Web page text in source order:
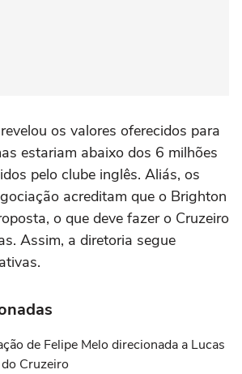
os valores oferecidos para
estariam abaixo dos 6 milhões
pelo clube inglês. Aliás, os
acreditam que o Brighton
o que deve fazer o Cruzeiro
Assim, a diretoria segue
de Felipe Melo direcionada a Lucas
Cruzeiro